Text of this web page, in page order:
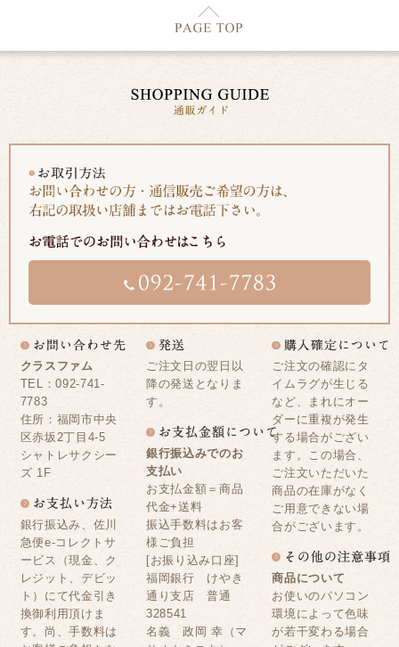
クラスファム
TEL：092-741-
7783
住所：福岡市中央
区赤坂2丁目4-5
シャトレサクシー
ズ 1F
銀行振込み、佐川
急便e-コレクトサ
ービス（現金、ク
レジット、デビッ
ト）にて代金引き
換御利用頂けま
す。尚、手数料は
ご注文日の翌日以
降の発送となりま
す。
銀行振込みでのお
支払い
お支払金額＝商品
代金+送料
振込手数料はお客
様ご負担
[お振り込み口座]
福岡銀行 けやき
通り支店 普通
328541
名義 政岡 幸（マ
ご注文の確認にタ
イムラグが生じる
など、まれにオー
ダーに重複が発生
する場合がござい
ます。この場合、
ご注文いただいた
商品の在庫がなく
ご用意できない場
合がございます。
商品について
お使いのパソコン
環境によって色味
が若干変わる場合